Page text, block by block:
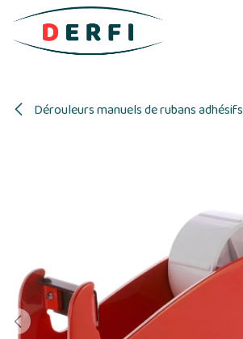
Se rendre au contenu
Dérouleurs manuels de rubans adhésifs